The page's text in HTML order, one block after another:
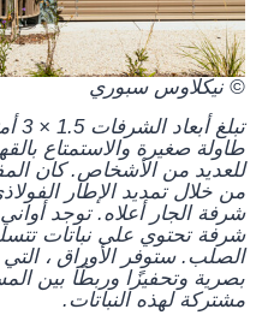
© نيكلاوس سبوري
طاولة صغيرة والاستمتاع
للعديد من الأشخاص. كان
من خلال تمديد الإطار
شرفة الجار أعلاه. توجد
شرفة تحتوي على نباتات
الصلب. ستوفر الأوراق ،
بصرية وتحفيزًا وربطًا بين
مشتركة لهذه النباتات.